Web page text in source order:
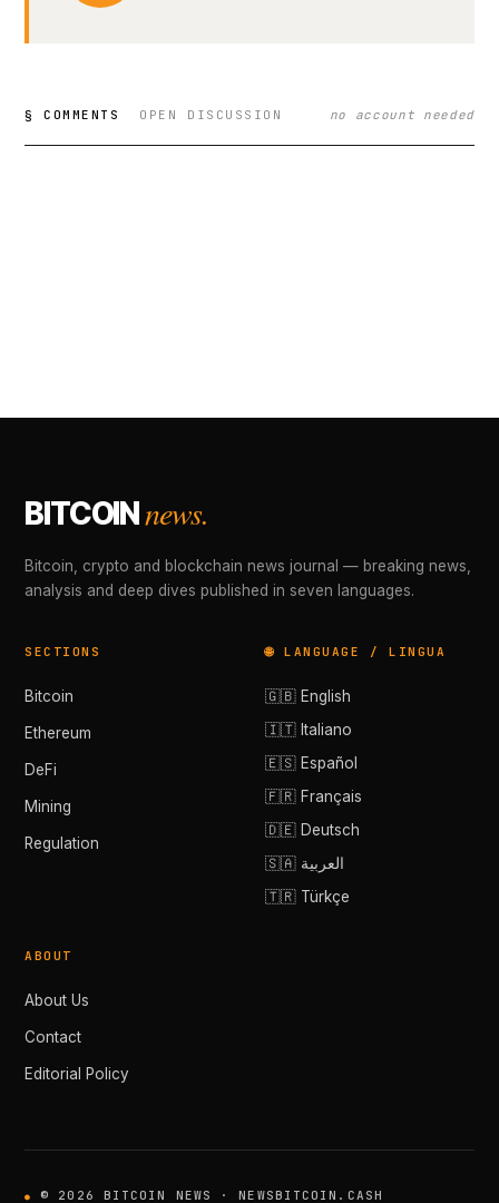
§ COMMENTS OPEN DISCUSSION no account needed
BITCOINnews.
Bitcoin, crypto and blockchain news journal — breaking news,
analysis and deep dives published in seven languages.
SECTIONS
Bitcoin
Ethereum
DeFi
Mining
Regulation
🌐 LANGUAGE / LINGUA
🇬🇧 English
🇮🇹 Italiano
🇪🇸 Español
🇫🇷 Français
🇩🇪 Deutsch
🇸🇦 العربية
🇹🇷 Türkçe
ABOUT
About Us
Contact
Editorial Policy
© 2026 BITCOIN NEWS · NEWSBITCOIN.CASH